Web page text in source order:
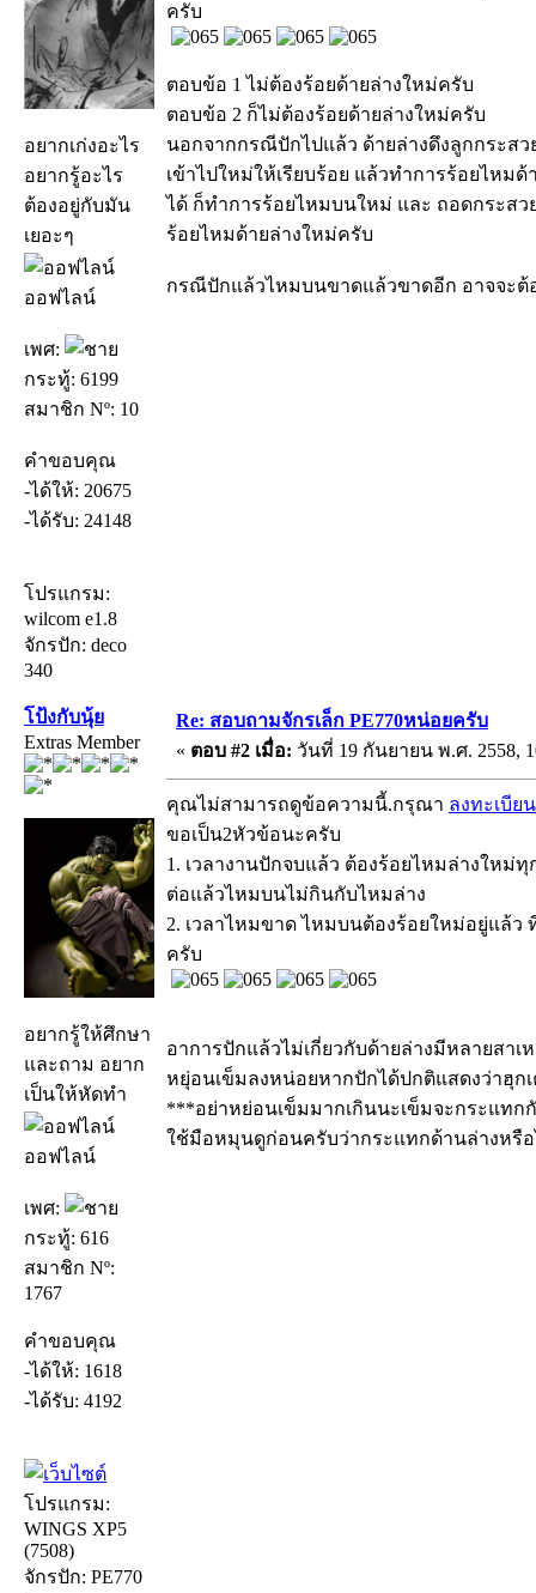
อยากเก่งอะไร
อยากรู้อะไร
ต้องอยู่กับมัน
เยอะๆ
ออฟไลน์
เพศ:
กระทู้: 6199
สมาชิก Nº: 10
คำขอบคุณ
-ได้ให้: 20675
-ได้รับ: 24148
โปรแกรม:
wilcom e1.8
จักรปัก: deco
340
ครับ
ตอบข้อ 1 ไม่ต้องร้อยด้ายล่างใหม่ครับ
ตอบข้อ 2 ก็ไม่ต้องร้อยด้ายล่างใหม่ครับ
นอกจากกรณีปักไปแล้ว ด้ายล่างดึงลูกกระส
เข้าไปใหม่ให้เรียบร้อย แล้วทำการร้อยไห
ได้ ก็ทำการร้อยไหมบนใหม่ และ ถอดกระส
ร้อยไหมด้ายล่างใหม่ครับ
กรณีปักแล้วไหมบนขาดแล้วขาดอีก อาจจะต้
โป้งกับนุ้ย
Extras Member
อยากรู้ให้ศึกษา
และถาม อยาก
เป็นให้หัดทำ
ออฟไลน์
เพศ:
กระทู้: 616
สมาชิก Nº:
1767
คำขอบคุณ
-ได้ให้: 1618
-ได้รับ: 4192
โปรแกรม:
WINGS XP5
(7508)
จักรปัก: PE770
Re: สอบถามจักรเล็ก PE770หน่อยครับ
« ตอบ #2 เมื่อ: วันที่ 19 กันยายน พ.ศ. 2558,
คุณไม่สามารถดูข้อความนี้.กรุณา ลงทะเบียน
ขอเป็น2หัวข้อนะครับ
1. เวลางานปักจบแล้ว ต้องร้อยไหมล่างใหม่
ต่อแล้วไหมบนไม่กินกับไหมล่าง
2. เวลาไหมขาด ไหมบนต้องร้อยใหม่อยู่แล้
ครับ
อาการปักแล้วไม่เกี่ยวกับด้ายล่างมีหลายสา
หยุ่อนเข็มลงหน่อยหากปักได้ปกติแสดงว่าฮุก
***อย่าหย่อนเข็มมากเกินนะเข็มจะกระแทก
ใช้มือหมุนดูก่อนครับว่ากระแทกด้านล่างหรื